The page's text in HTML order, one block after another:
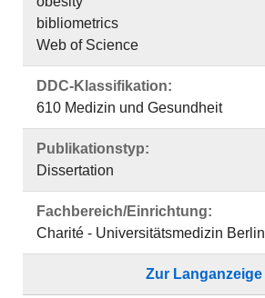
bibliometrics
Web of Science
DDC-Klassifikation:
610 Medizin und Gesundheit
Publikationstyp:
Dissertation
Fachbereich/Einrichtung:
Charité - Universitätsmedizin Berlin
Zur Langanzeige